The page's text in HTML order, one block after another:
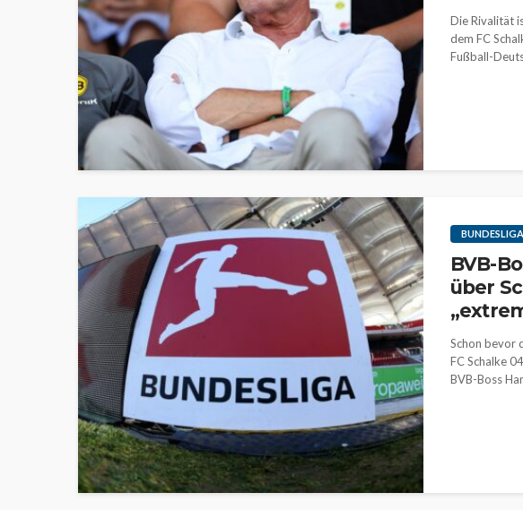
Die Rivalität
dem FC
Fußball-
BUNDESLIGA
BVB-
über
Schon bevor
FC Schalke
BVB-Boss